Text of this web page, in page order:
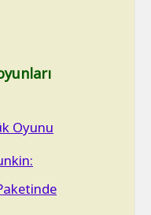
Oyunu